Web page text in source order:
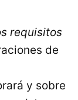
requisitos
de
y sobre